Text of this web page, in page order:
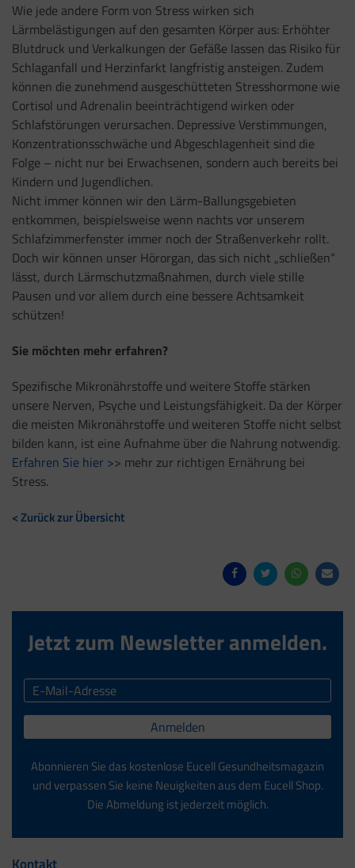
Wie jede andere Form von Stress wirken sich
Lärmbelästigungen auf den gesamten Körper aus: Erhöhter
Blutdruck und Verkalkungen der Gefäße lassen das Risiko für
Schlaganfall und Herzinfarkt langfristig ansteigen. Zudem
können die zunehmend ausgeschütteten Stresshormone wie
Cortisol und Adrenalin beeinträchtigend wirken oder
Schlafstörungen verursachen. Depressive Verstimmungen,
Konzentrationsschwäche und Abgeschlagenheit sind die
Folge – nicht nur bei Erwachsenen, sondern auch bereits bei
Kindern und Jugendlichen.
Nicht immer können wir den Lärm-Ballungsgebieten
entkommen, beispielsweise wenn nachts vor unserem
Schlafzimmerfenster immer noch der Straßenverkehr rollt.
Doch wir können unser Hörorgan, das sich nicht „schließen“
lässt, durch Lärmschutzmaßnahmen, durch viele stille
Pausen und vor allem durch eine bessere Achtsamkeit
schützen!
Sie möchten mehr erfahren?
Spezifische Mikronährstoffe und weitere Stoffe stärken
unsere Nerven, Psyche und Leistungsfähigkeit. Da der Körper
die meisten Mikronährstoffe und weiteren Stoffe nicht selbst
bilden kann, ist eine Aufnahme über die Nahrung notwendig.
Erfahren Sie hier >> mehr zur richtigen Ernährung bei
Stress.
< Zurück zur Übersicht
Jetzt zum Newsletter anmelden.
Anmelden
Abonnieren Sie das kostenlose Eucell Gesundheitsmagazin
und verpassen Sie keine Neuigkeiten aus dem Eucell Shop.
Die Abmeldung ist jederzeit möglich.